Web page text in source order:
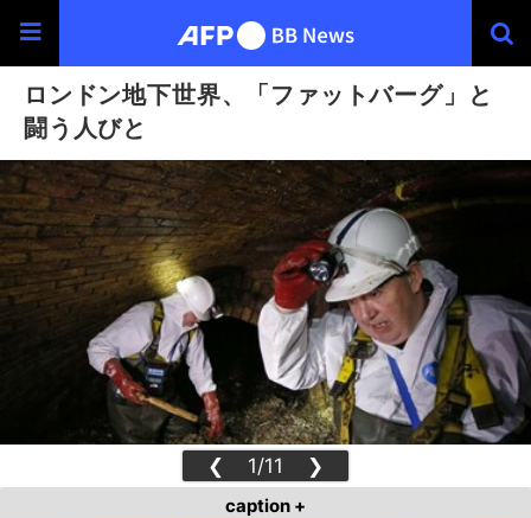
ロンドン地下世界、「ファットバーグ」と
闘う人びと
❮ 1/11 ❯
caption +